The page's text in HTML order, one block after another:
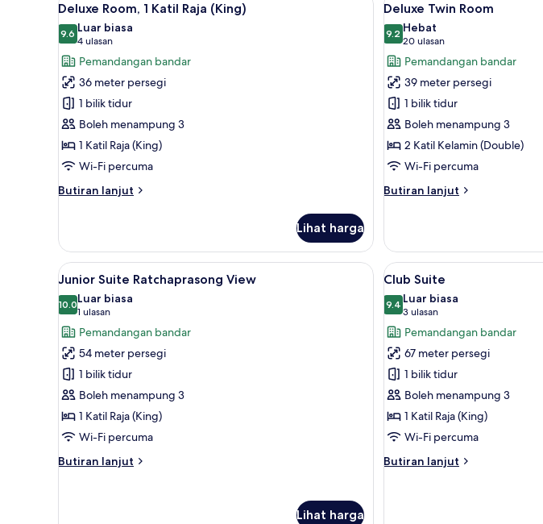
1
Katil
Raja
(King)
(Club)
(Club)
semua
foto
untuk
Deluxe
Room,
Katil
Raja
(King)
8
Deluxe Room, 1 Katil Raja (King)
9.69.6 daripada 10
Luar biasa
4 ulasan
(4
ulasan)
Pemandangan bandar
36 meter persegi
1 bilik tidur
Boleh menampung 3
1 Katil Raja (King)
Wi-Fi percuma
Butiran lanjut
Butiran
Room,
Katil
Raja
(King)
Lihat harga
semua
foto
untuk
Deluxe
Twin
Room
6
Deluxe Twin Room
9.29.2 daripada 10
Hebat
20 ulasan
(20
ulasan)
Pemandangan bandar
39 meter persegi
1 bilik tidur
Boleh menampung 3
2 Katil Kelamin (Double)
Wi-Fi percuma
Butiran lanjut
Butiran
Twin
Room
Lihat
semua
foto
untuk
Junior
Suite
Ratchaprasong
View
Kelengkapan dandanan diri percuma, pengering rambut, jubah mandi
7
Junior Suite Ratchaprasong View
10.010.0 daripada 10
Luar biasa
1 ulasan
(1
ulasan)
Pemandangan bandar
54 meter persegi
1 bilik tidur
Boleh menampung 3
1 Katil Raja (King)
Wi-Fi percuma
Butiran lanjut
Butiran
Lihat harga
Lihat
semua
foto
untuk
Club
Suite
10
Club Suite
9.49.4 daripada 10
Luar biasa
3 ulasan
(3
ulasan)
Pemandangan bandar
67 meter persegi
1 bilik tidur
Boleh menampung 3
1 Katil Raja (King)
Wi-Fi percuma
Butiran lanjut
Butiran